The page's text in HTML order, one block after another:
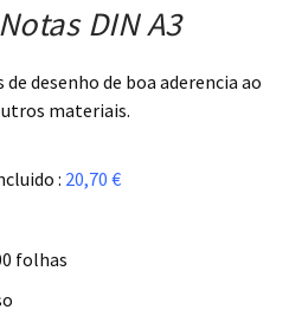
DIN A3
desenho de boa aderencia ao
materiais.
: 20,70 €
folhas